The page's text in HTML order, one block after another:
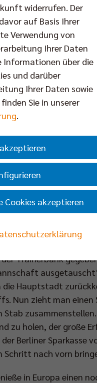
Gora
in Folge Deutscher
am Alexanderplatz
möchten. Der 65-
des Teams um
Bundesliga wohl
des
des
Weg nach Berlin
Trainerbank
Hauptstadt
Nun zieht man
zu holen, der große
Berliner Sparkasse
Schritt nach vorn
in Europa einen
widerrufen. Der
auf Basis Ihrer
Verwendung von
Ihrer Daten
Informationen über die
und darüber
Ihrer Daten sowie
Sie in unserer
.
Cookies akzeptieren